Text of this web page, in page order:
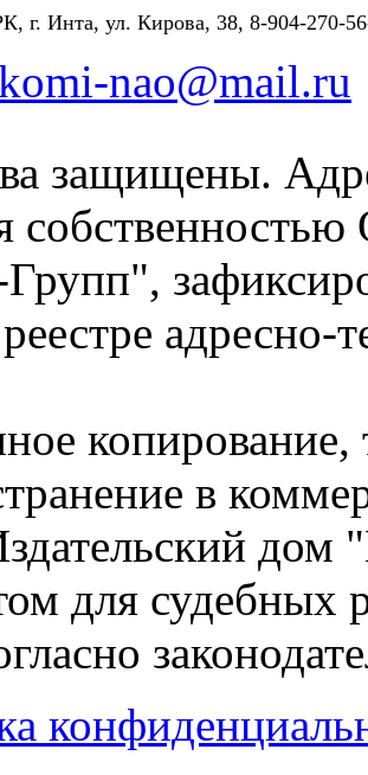
г. Инта, ул. Кирова, 38, 8-904-270-
nao@mail.ru
защищены.
адресно-
в
дом
для судебных